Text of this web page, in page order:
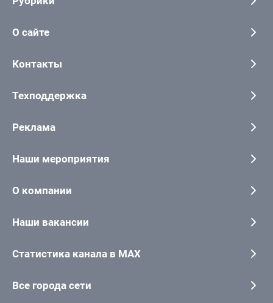
О сайте
Контакты
Техподдержка
Реклама
Наши мероприятия
О компании
Наши вакансии
Статистика канала в MAX
Все города сети